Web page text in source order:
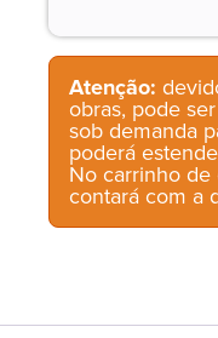
Atenção:
obras, pode
sob demanda
poderá
No carrinho
contará com a